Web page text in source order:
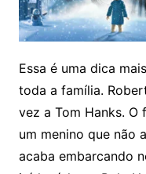
Essa é uma dica
toda a família.
vez a Tom Hanks. O
um menino que não
acaba embarcando